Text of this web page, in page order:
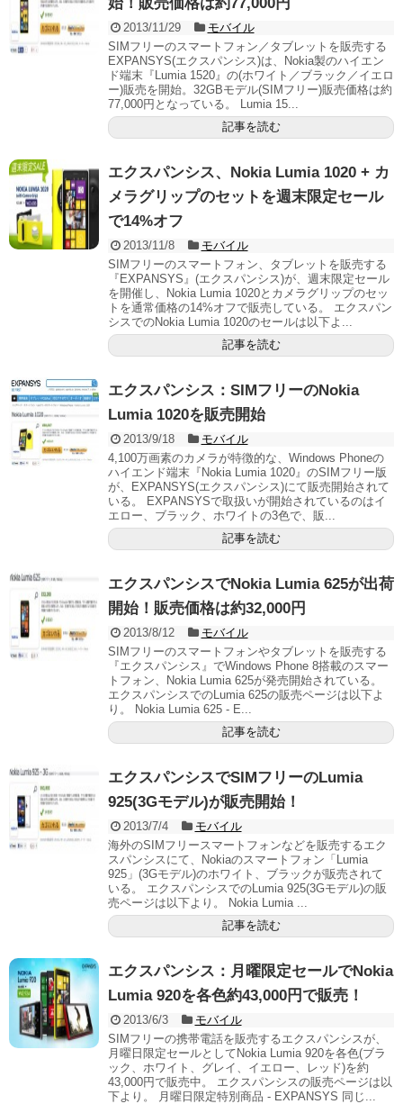
2013/11/29
モバイル
SIMフリーのスマートフォン／タブレットを販売する
EXPANSYS(エクスパンシス)は、Nokia製のハイエン
ド端末『Lumia 1520』の(ホワイト／ブラック／イエロ
ー)販売を開始。32GBモデル(SIMフリー)販売価格は約
77,000円となっている。 Lumia 15...
記事を読む
エクスパンシス、Nokia Lumia 1020 + カ
メラグリップのセットを週末限定セール
で14%オフ
2013/11/8
モバイル
SIMフリーのスマートフォン、タブレットを販売する
『EXPANSYS』(エクスパンシス)が、週末限定セール
を開催し、Nokia Lumia 1020とカメラグリップのセッ
トを通常価格の14%オフで販売している。 エクスパン
シスでのNokia Lumia 1020のセールは以下よ...
記事を読む
エクスパンシス：SIMフリーのNokia
Lumia 1020を販売開始
2013/9/18
モバイル
4,100万画素のカメラが特徴的な、Windows Phoneの
ハイエンド端末『Nokia Lumia 1020』のSIMフリー版
が、EXPANSYS(エクスパンシス)にて販売開始されて
いる。 EXPANSYSで取扱いが開始されているのはイ
エロー、ブラック、ホワイトの3色で、販...
記事を読む
エクスパンシスでNokia Lumia 625が出荷
開始！販売価格は約32,000円
2013/8/12
モバイル
SIMフリーのスマートフォンやタブレットを販売する
『エクスパンシス』でWindows Phone 8搭載のスマー
トフォン、Nokia Lumia 625が発売開始されている。
エクスパンシスでのLumia 625の販売ページは以下よ
り。 Nokia Lumia 625 - E...
記事を読む
エクスパンシスでSIMフリーのLumia
925(3Gモデル)が販売開始！
2013/7/4
モバイル
海外のSIMフリースマートフォンなどを販売するエク
スパンシスにて、Nokiaのスマートフォン「Lumia
925」(3Gモデル)のホワイト、ブラックが販売されて
いる。 エクスパンシスでのLumia 925(3Gモデル)の販
売ページは以下より。 Nokia Lumia ...
記事を読む
エクスパンシス：月曜限定セールでNokia
Lumia 920を各色約43,000円で販売！
2013/6/3
モバイル
SIMフリーの携帯電話を販売するエクスパンシスが、
月曜日限定セールとしてNokia Lumia 920を各色(ブラ
ック、ホワイト、グレイ、イエロー、レッド)を約
43,000円で販売中。 エクスパンシスの販売ページは以
下より。 月曜日限定特別商品 - EXPANSYS 同じ...